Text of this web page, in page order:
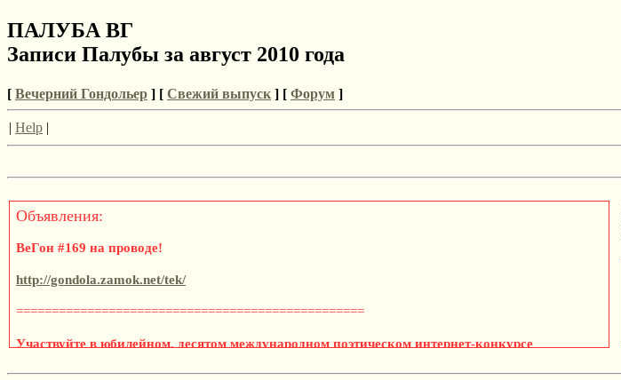
ПАЛУБА ВГ
Записи Палубы за август 2010 года
[ Вечерний Гондольер ] [ Свежий выпуск ] [ Форум ]
| Help |
Объявления:
ВеГон #169 на проводе!
http://gondola.zamok.net/tek/
=================================================
Участвуйте в юбилейном, десятом международном поэтическом интернет-конкурсе